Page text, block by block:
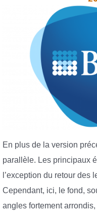
En plus de la version
parallèle. Les principaux
l’exception du retour des
Cependant, ici, le fond,
angles fortement